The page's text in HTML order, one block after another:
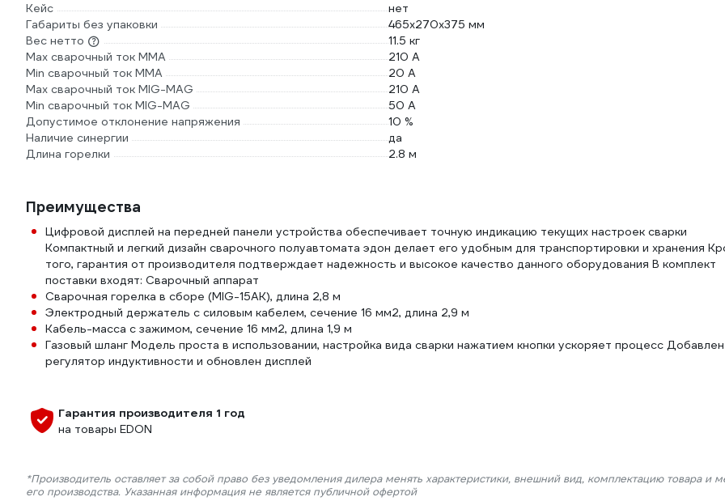
Кейс
нет
Габариты без упаковки
465х270х375 мм
Вес нетто
11.5 кг
Max сварочный ток ММА
210 А
Min сварочный ток ММА
20 А
Max сварочный ток MIG-MAG
210 А
Min сварочный ток MIG-MAG
50 А
Допустимое отклонение напряжения
10 %
Наличие синергии
да
Длина горелки
2.8 м
Преимущества
Цифровой дисплей на передней панели устройства обеспечивает точную индикацию текущих настроек сварки
Компактный и легкий дизайн сварочного полуавтомата эдон делает его удобным для транспортировки и хранения
того, гарантия от производителя подтверждает надежность и высокое качество данного оборудования В комплект
поставки входят: Сварочный аппарат
Сварочная горелка в сборе (MIG-15AK), длина 2,8 м
Электродный держатель с силовым кабелем, сечение 16 мм2, длина 2,9 м
Кабель-масса с зажимом, сечение 16 мм2, длина 1,9 м
Газовый шланг Модель проста в использовании, настройка вида сварки нажатием кнопки ускоряет процесс Добавлен
регулятор индуктивности и обновлен дисплей
Гарантия производителя 1 год
на товары EDON
*Производитель оставляет за собой право без уведомления дилера менять характеристики, внешний вид, комплектацию товара и
его производства. Указанная информация не является публичной офертой